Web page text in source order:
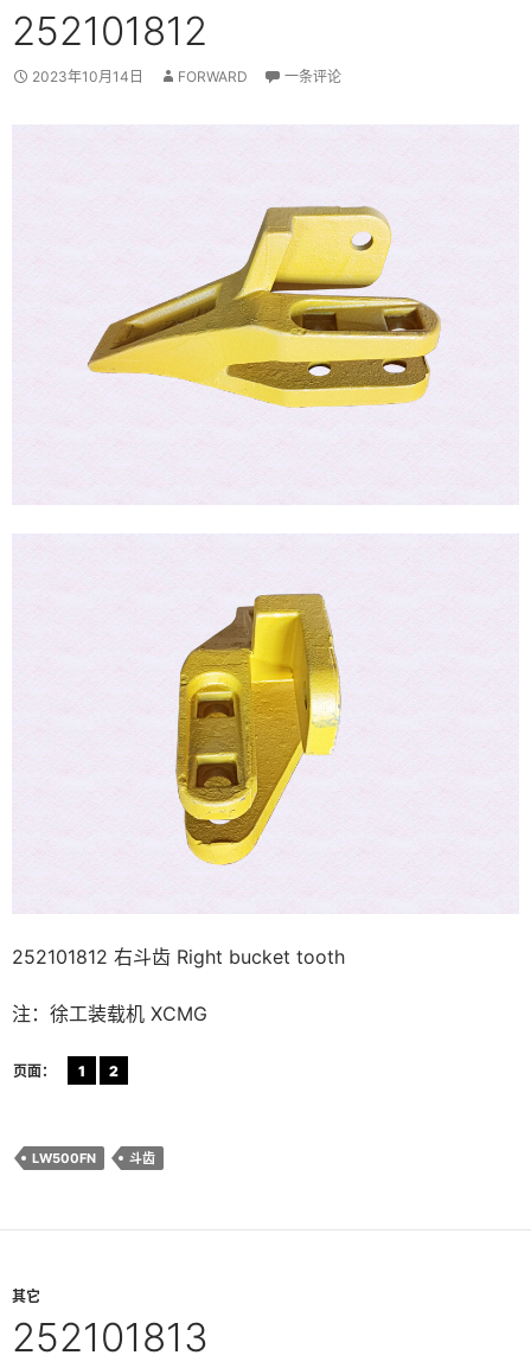
252101812
2023年10月14日 FORWARD 一条评论
252101812 右斗齿 Right bucket tooth
注：徐工装载机 XCMG
页面： 1 2
LW500FN 斗齿
其它
252101813